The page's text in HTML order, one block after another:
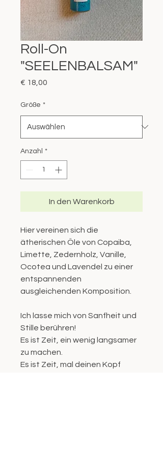
Roll-On
"SEELENBALSAM"
€ 18,00
Größe *
Anzahl *
In den Warenkorb
Hier vereinen sich die
ätherischen Öle von Copaiba,
Limette, Zedernholz, Vanille,
Ocotea und Lavendel zu einer
entspannenden
ausgleichenden Komposition.
Ich lasse mich von Sanfheit und
Stille berühren!
Es ist Zeit, ein wenig langsamer
zu machen.
Es ist Zeit, mal deinen Kopf